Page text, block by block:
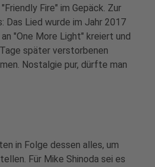
Fire" im Gepäck. Zur
Das Lied wurde im Jahr 2017
"One More Light" kreiert und
später verstorbenen
Nostalgie pur, dürfte man
in Folge dessen alles, um
Für Mike Shinoda sei es